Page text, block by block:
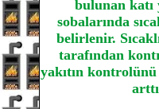
bulunan
sobalarında
belirlenir.
tarafından
yakıtın